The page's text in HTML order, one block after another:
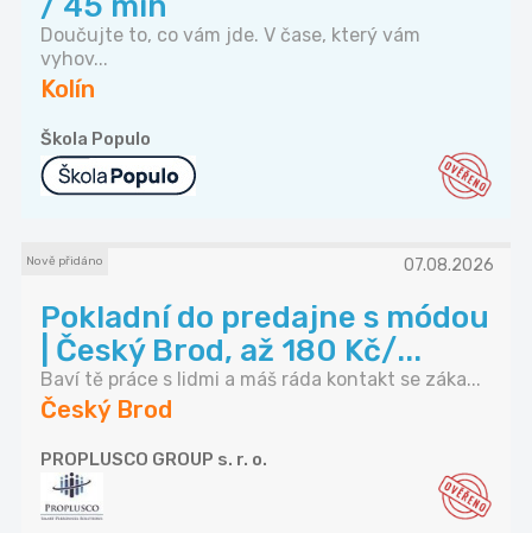
Doučujte to, co vám jde. V čase, který vám
vyhov...
Kolín
Škola Populo
Nově přidáno 07.08.2026
Pokladní do predajne s módou
| Český Brod, až 180 Kč/...
Baví tě práce s lidmi a máš ráda kontakt se záka...
Český Brod
PROPLUSCO GROUP s. r. o.